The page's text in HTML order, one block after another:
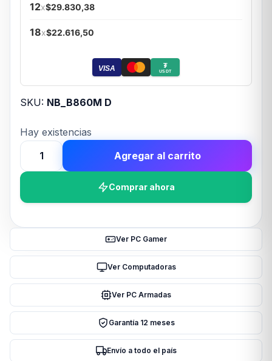
12x$29.830,38
18x$22.616,50
VISA ₮
USDT
SKU: NB_B860M D
Hay existencias
MOTHER
GIGABYTE
cantidad
Agregar al carrito
Comprar ahora
Ver PC Gamer
Ver Computadoras
Ver PC Armadas
Garantía 12 meses
Envío a todo el país